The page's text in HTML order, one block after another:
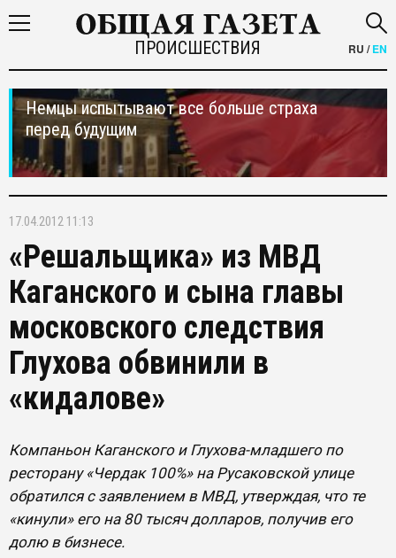
ПРОИСШЕСТВИЯ RU /EN
Немцы испытывают все больше страха
перед будущим
17.04.2012 11:13
«Решальщика» из МВД
Каганского и сына главы
московского следствия
Глухова обвинили в
«кидалове»
Компаньон Каганского и Глухова-младшего по
ресторану «Чердак 100%» на Русаковской улице
обратился с заявлением в МВД, утверждая, что те
«кинули» его на 80 тысяч долларов, получив его
долю в бизнесе.